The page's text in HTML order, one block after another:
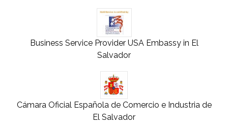
Business Service Provider USA Embassy in El
Salvador
Cámara Oficial Española de Comercio e Industria de
El Salvador